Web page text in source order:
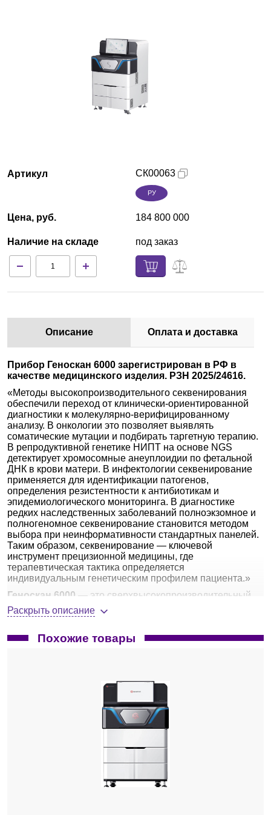
Партнеры
Контакты
Артикул
Цена, руб.
Наличие на складе
CК00063
РУ
184 800 000
под заказ
Описание Оплата и доставка
Прибор Геноскан 6000 зарегистрирован в РФ в
качестве медицинского изделия. РЗН 2025/24616.
«Методы высокопроизводительного секвенирования
обеспечили переход от клинически-ориентированной
диагностики к молекулярно-верифицированному
анализу. В онкологии это позволяет выявлять
соматические мутации и подбирать таргетную терапию.
В репродуктивной генетике НИПТ на основе NGS
детектирует хромосомные анеуплоидии по фетальной
ДНК в крови матери. В инфектологии секвенирование
применяется для идентификации патогенов,
определения резистентности к антибиотикам и
эпидемиологического мониторинга. В диагностике
редких наследственных заболеваний полноэкзомное и
полногеномное секвенирование становится методом
выбора при неинформативности стандартных панелей.
Таким образом, секвенирование — ключевой
инструмент прецизионной медицины, где
терапевтическая тактика определяется
индивидуальным генетическим профилем пациента.»
Геноскан 6000 — это сверхвысокопроизводительный
секвенатор, новый в линейке приборов, выпускаемых
компаниейGeneMind
интеграции высокоскоростной химии, новой
исключительной точности — ≥90% оснований при
оценке Q40. Это идеальный инструмент для
масштабных исследовательских проектов, таких как
национальные биобанки и передовые клеточные
исследования, к примеру на этом приборе можно
Основные применения системы
секвенирования Геноскан 6000
Раскрыть описание
Похожие товары